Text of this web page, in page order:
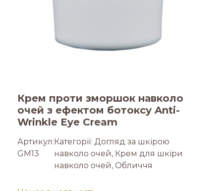
Крем проти зморшок навколо
очей з ефектом ботоксу Anti-
Wrinkle Eye Cream
Артикул:
GM13
Категорії: Догляд за шкірою
навколо очей, Крем для шкіри
навколо очей, Обличчя